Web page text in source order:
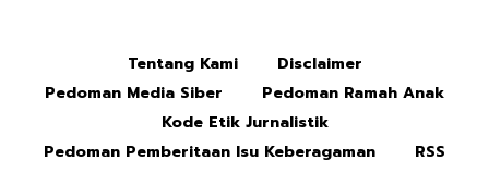
Tentang Kami
Disclaimer
Pedoman Media Siber
Pedoman Ramah Anak
Kode Etik Jurnalistik
Pedoman Pemberitaan Isu Keberagaman
RSS